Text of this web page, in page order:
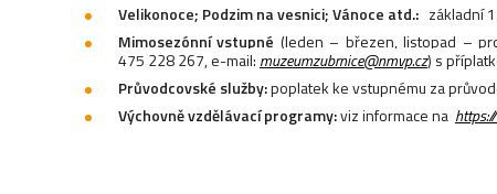
Velikonoce; Podzim na vesnici; Vánoce atd.: základní
Mimosezónní vstupné (leden – březen, listopad –
475 228 267, e-mail: muzeumzubrnice@nmvp.cz) s
Průvodcovské služby:poplatek ke vstupnému za
Výchovně vzdělávací programy:viz informace na